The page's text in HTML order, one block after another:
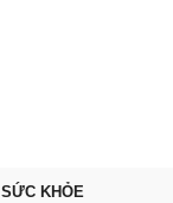
SỨC KHỎE